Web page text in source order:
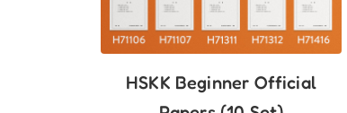
HSKK Beginner Official